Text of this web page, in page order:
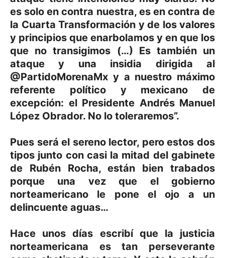
es solo en contra nuestra, es en contra de
la Cuarta Transformación y de los valores
y principios que enarbolamos y en que los
que no transigimos (…) Es también un
ataque y una insidia dirigida al
@PartidoMorenaMx y a nuestro máximo
referente político y mexicano de
excepción: el Presidente Andrés Manuel
López Obrador. No lo toleraremos”.
Pues será el sereno lector, pero estos dos
tipos junto con casi la mitad del gabinete
de Rubén Rocha, están bien trabados
porque una vez que el gobierno
norteamericano le pone el ojo a un
delincuente aguas…
Hace unos días escribí que la justicia
norteamericana es tan perseverante